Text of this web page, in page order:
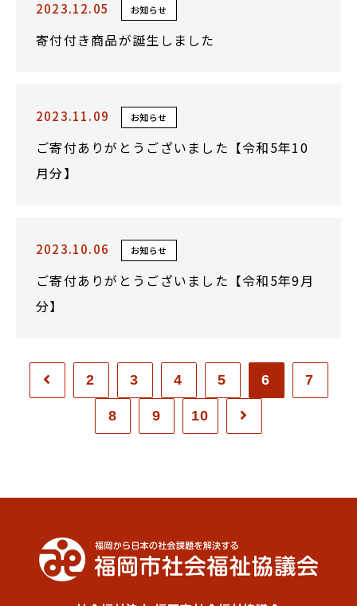
2023.12.05 お知らせ
寄付付き商品が誕生しました
2023.11.09 お知らせ
ご寄付ありがとうございました【令和5年10
月分】
2023.10.06 お知らせ
ご寄付ありがとうございました【令和5年9月
分】
2 3 4 5 6 7
8 9 10